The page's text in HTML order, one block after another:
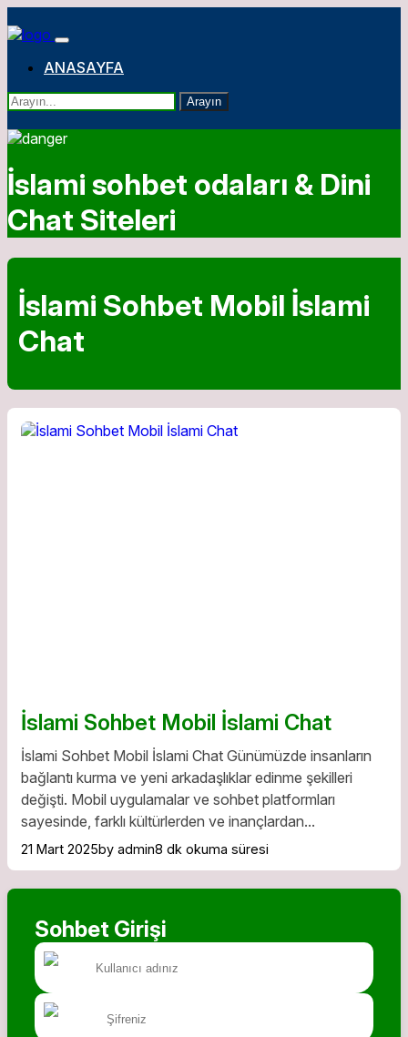
ANASAYFA
Arayın
İslami sohbet odaları & Dini
Chat Siteleri
İslami Sohbet Mobil İslami
Chat
İslami Sohbet Mobil İslami Chat
İslami Sohbet Mobil İslami Chat Günümüzde insanların
bağlantı kurma ve yeni arkadaşlıklar edinme şekilleri
değişti. Mobil uygulamalar ve sohbet platformları
sayesinde, farklı kültürlerden ve inançlardan...
21 Mart 2025by admin8 dk okuma süresi
Sohbet Girişi